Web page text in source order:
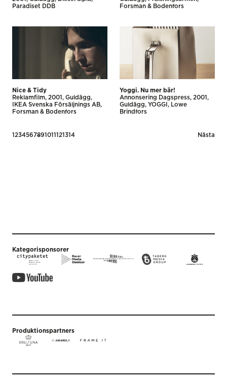
Paradiset DDB
Forsman & Bodenfors
Nice & Tidy
Reklamfilm 2001
Guldägg
IKEA Svenska Försäljnings AB
Forsman & Bodenfors
Yoggi. Nu mer bär!
Annonsering Dagspress 2001
Guldägg
YOGGI
Lowe
Brindfors
Posts
1 234567891011 121314 Nästa
Kategorisponsorer
Produktionspartners